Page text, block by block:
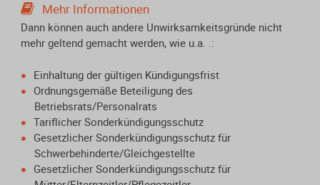
Mehr Informationen
Dann können auch andere Unwirksamkeitsgründe nicht
mehr geltend gemacht werden, wie u.a. .:
Einhaltung der gültigen Kündigungsfrist
Ordnungsgemäße Beteiligung des
Betriebsrats/Personalrats
Tariflicher Sonderkündigungsschutz
Gesetzlicher Sonderkündigungsschutz für
Schwerbehinderte/Gleichgestellte
Gesetzlicher Sonderkündigungsschutz für